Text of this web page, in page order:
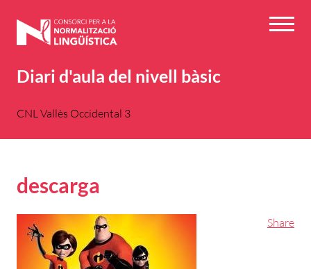
Diari d'aula del nivell bàsic
CNL Vallès Occidental 3
descarga
Share